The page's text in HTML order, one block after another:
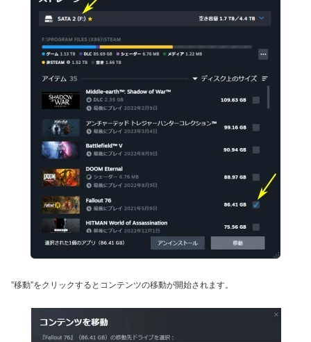
”移動”をクリックするとコンテンツの移動が開始されます。